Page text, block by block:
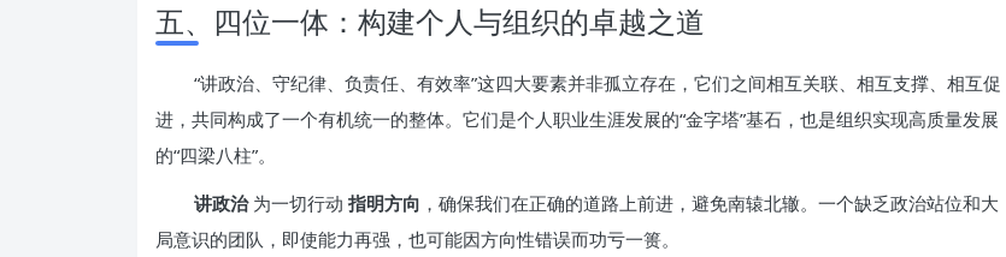
五、四位一体：构建个人与组织的卓越之道
“讲政治、守纪律、负责任、有效率”这四大要素并非孤立存在，它们之间相互关联、相互支撑、相互促
进，共同构成了一个有机统一的整体。它们是个人职业生涯发展的“金字塔”基石，也是组织实现高质量发展
的“四梁八柱”。
讲政治 为一切行动 指明方向 ，确保我们在正确的道路上前进，避免南辕北辙。一个缺乏政治站位和大
局意识的团队，即使能力再强，也可能因方向性错误而功亏一篑。